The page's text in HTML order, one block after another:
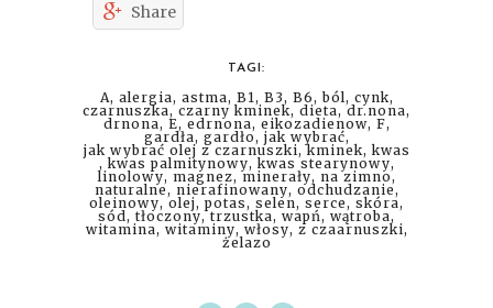
Share
TAGI:
A, alergia, astma, B1, B3, B6,ból, cynk,
czarnuszka, czarny kminek, dieta,dr.nona,
drnona, E, edrnona, eikozadienow, F,
gardła, gardło, jak wybrać,
jak wybrać olej z czarnuszki,kminek,kwas
,kwas palmitynowy,kwas stearynowy,
linolowy, magnez,minerały, na zimno,
naturalne, nierafinowany, odchudzanie,
oleinowy,olej, potas, selen, serce, skóra,
sód, tłoczony,trzustka, wapń, wątroba,
witamina, witaminy, włosy, z czaarnuszki,
żelazo